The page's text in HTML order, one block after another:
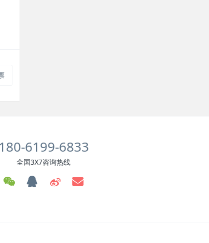
180-6199-6833
全国3X7咨询热线